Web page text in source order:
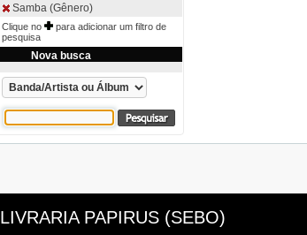
Samba (Gênero)
Clique no
para adicionar um filtro de
pesquisa
Nova busca
LIVRARIA PAPIRUS (SEBO)